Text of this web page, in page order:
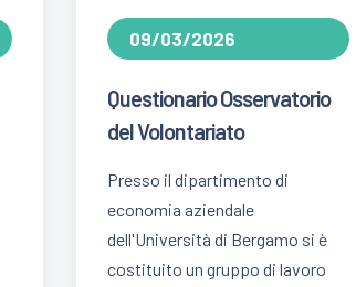
09/03/2026
Questionario Osservatorio
del Volontariato
Presso il dipartimento di
economia aziendale
dell'Università di Bergamo si è
costituito un gruppo di lavoro